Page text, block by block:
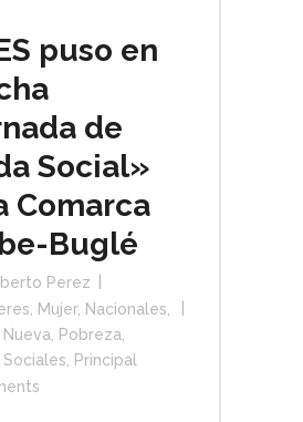
puso en
de
Social»
Comarca
Buglé
Perez
Mujer, Nacionales
Nueva Pobreza
Principal